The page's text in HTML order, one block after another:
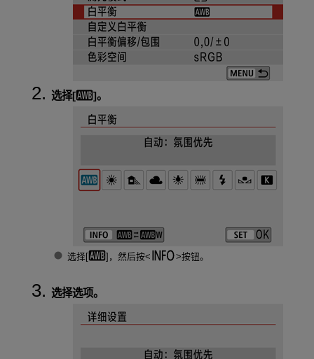
选择[ ]。
选择[ ]，然后按 按钮。
选择选项。